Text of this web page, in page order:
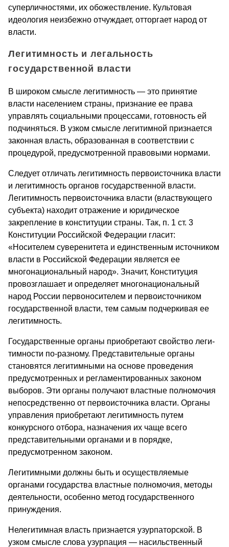
суперличностями, их обожествление. Культовая
идеология неизбежно отчуждает, отторгает народ от
власти.
Легитимность и легальность
государственной власти
В широком смысле легитимность — это принятие
власти населением страны, признание ее права
управлять социальными процессами, готовность ей
подчиняться. В узком смысле легитимной признается
законная власть, образованная в соответствии с
процедурой, предусмотренной правовыми нормами.
Следует отличать легитимность первоисточника власти
и легитимность органов государственной власти.
Легитимность первоисточника власти (властвующего
субъекта) находит отражение и юридическое
закрепление в конституции страны. Так, п. 1 ст. 3
Конституции Российской Федерации гласит:
«Носителем суверенитета и единственным источником
власти в Российской Федерации является ее
многонациональный народ». Значит, Конституция
провозглашает и определяет многонациональный
народ России первоносителем и первоисточником
государственной власти, тем самым подчеркивая ее
легитимность.
Государственные органы приобретают свойство леги-
тимности по-разному. Представительные органы
становятся легитимными на основе проведения
предусмотренных и регламентированных законом
выборов. Эти органы получают властные полномочия
непосредственно от первоисточника власти. Органы
управления приобретают легитимность путем
конкурсного отбора, назначения их чаще всего
представительными органами и в порядке,
предусмотренном законом.
Легитимными должны быть и осуществляемые
органами государства властные полномочия, методы
деятельности, особенно метод государственного
принуждения.
Нелегитимная власть признается узурпаторской. В
узком смысле слова узурпация — насильственный